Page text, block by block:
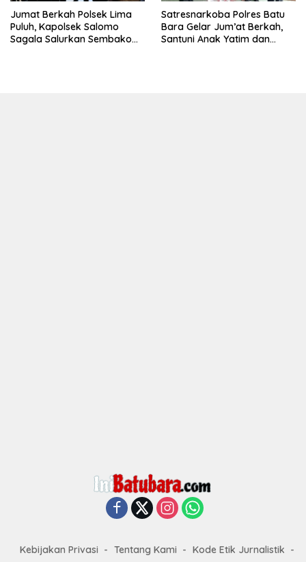
Jumat Berkah Polsek Lima
Puluh, Kapolsek Salomo
Sagala Salurkan Sembako
Satresnarkoba Polres Batu
Bara Gelar Jum’at Berkah,
Santuni Anak Yatim dan
Kebijakan Privasi Tentang Kami Kode Etik Jurnalistik